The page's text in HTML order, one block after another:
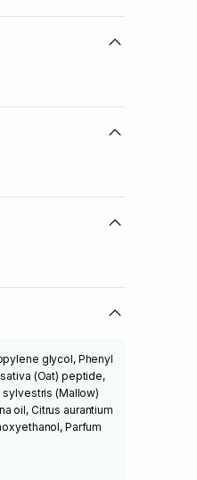
glycol, Phenyl
(Oat) peptide,
sylvestris (Mallow)
oil, Citrus aurantium
Parfum